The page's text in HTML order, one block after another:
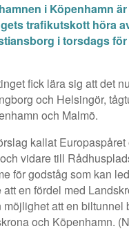
i Köpenhamn
trafikutskott höra
i torsdags
fick lära sig att det
och Helsingör,
och Malmö.
kallat
vidare till
för godståg som kan
en fördel med
att en
och Köpenhamn.